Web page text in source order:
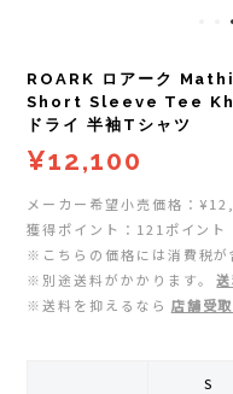
ストックポール
その他
PUREPALA(ピュアパラ)
SAMURAICHARGE Pro
SAMURAI GEL(サムライジ
Shonai Special(ショウナ
DYNAFIT(ディナフィット)
ELDORESO(エルドレッソ)
extremities (エクストリミ
FEELCAP(フィールキャッ
ROARK ロアーク
Short Sleeve Tee
ドライ 半袖Tシャツ
¥12,100
メーカー希望小売価格：
獲得ポイント：121ポイント
※こちらの価格には消費税が
※別途送料がかかります。
※送料を抑えるなら 店舗受取
S